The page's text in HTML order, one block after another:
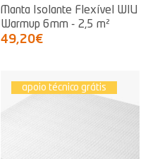
Manta Isolante Flexível WIU
Warmup 6mm - 2,5 m²
49,20€
apoio técnico grátis